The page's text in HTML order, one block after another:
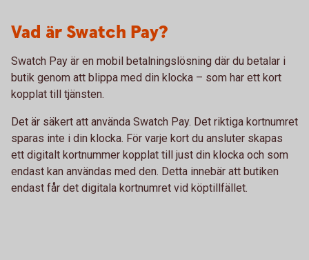
Vad är Swatch Pay?
Swatch Pay är en mobil betalningslösning där du betalar i
butik genom att blippa med din klocka – som har ett kort
kopplat till tjänsten.
Det är säkert att använda Swatch Pay. Det riktiga kortnumret
sparas inte i din klocka. För varje kort du ansluter skapas
ett digitalt kortnummer kopplat till just din klocka och som
endast kan användas med den. Detta innebär att butiken
endast får det digitala kortnumret vid köptillfället.